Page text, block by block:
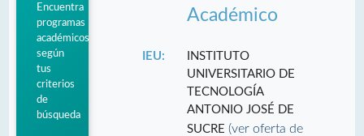
Encuentra
programas
académicos
según
tus
criterios
de
búsqueda
Académico
IEU:
INSTITUTO
UNIVERSITARIO DE
TECNOLOGÍA
ANTONIO JOSÉ DE
SUCRE(ver oferta de